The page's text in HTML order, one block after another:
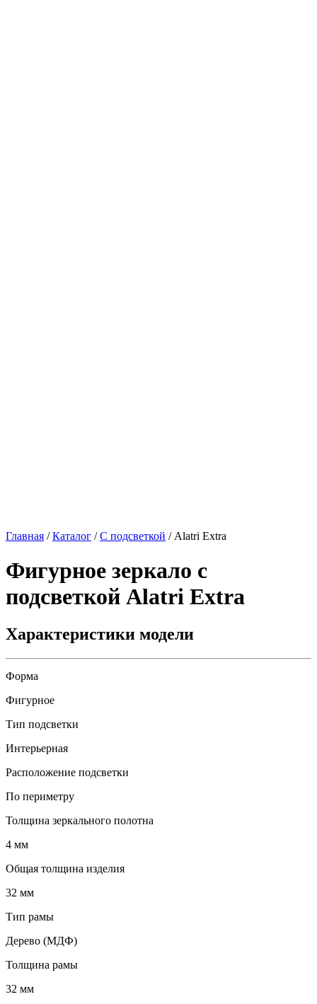
Главная /Каталог /С подсветкой / Alatri Extra
Фигурное зеркало с
подсветкой Alatri Extra
Характеристики модели
Форма
Фигурное
Тип подсветки
Интерьерная
Расположение подсветки
По периметру
Толщина зеркального полотна
4 мм
Общая толщина изделия
32 мм
Тип рамы
Дерево (МДФ)
Толщина рамы
32 мм